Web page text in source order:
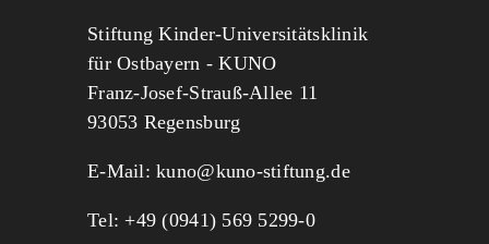
Jeder kann helfen.
MITMACHEN SPENDEN
Stiftung Kinder-Universitätsklinik
für Ostbayern - KUNO
Franz-Josef-Strauß-Allee 11
93053 Regensburg
E-Mail:kuno@kuno-stiftung.de
Tel: +49 (0941) 569 5299-0